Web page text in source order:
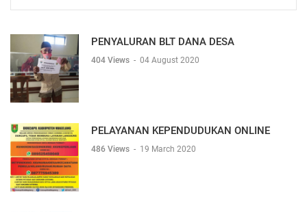
PENYALURAN BLT DANA DESA
404 Views - 04 August 2020
PELAYANAN KEPENDUDUKAN ONLINE
486 Views - 19 March 2020